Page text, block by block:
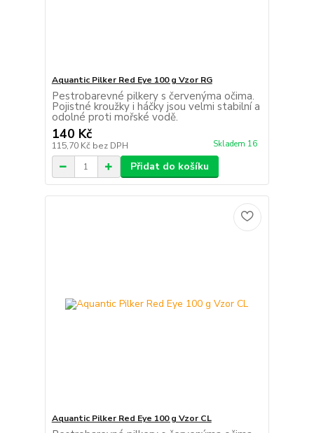
Aquantic Pilker Red Eye 100 g Vzor RG
Pestrobarevné pilkery s červenýma očima.
Pojistné kroužky i háčky jsou velmi stabilní a
odolné proti mořské vodě.
140 Kč
115,70 Kč bez DPH Skladem 16
Přidat do košíku
Aquantic Pilker Red Eye 100 g Vzor CL